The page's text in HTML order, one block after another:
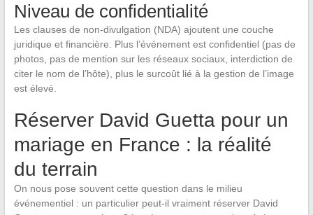
Niveau de confidentialité
Les clauses de non-divulgation (NDA) ajoutent une couche
juridique et financière. Plus l’événement est confidentiel (pas de
photos, pas de mention sur les réseaux sociaux, interdiction de
citer le nom de l’hôte), plus le surcoût lié à la gestion de l’image
est élevé.
Réserver David Guetta pour un
mariage en France : la réalité
du terrain
On nous pose souvent cette question dans le milieu
événementiel : un particulier peut-il vraiment réserver David